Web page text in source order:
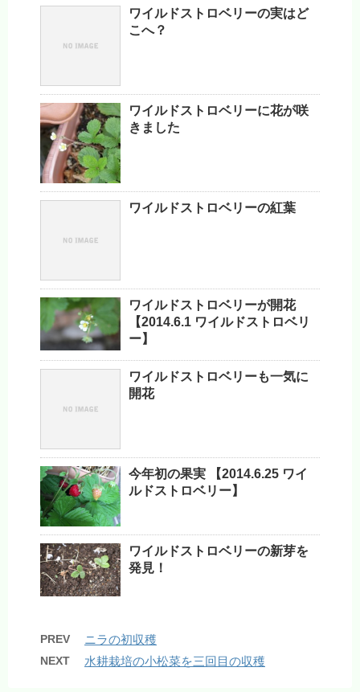
ワイルドストロベリーの実はど
こへ？
ワイルドストロベリーに花が咲
きました
ワイルドストロベリーの紅葉
ワイルドストロベリーが開花
【2014.6.1 ワイルドストロベリ
ー】
ワイルドストロベリーも一気に
開花
今年初の果実 【2014.6.25 ワイ
ルドストロベリー】
ワイルドストロベリーの新芽を
発見！
PREV ニラの初収穫
NEXT 水耕栽培の小松菜を三回目の収穫